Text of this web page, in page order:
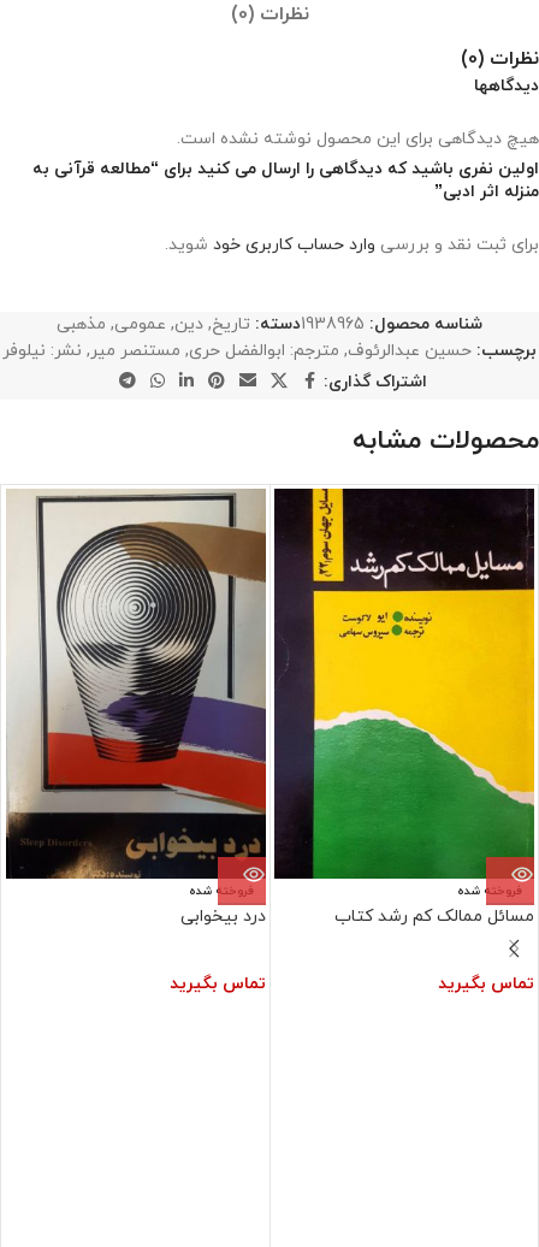
نظرات (0)
نظرات (0)
دیدگاهها
هیچ دیدگاهی برای این محصول نوشته نشده است.
اولین نفری باشید که دیدگاهی را ارسال می کنید برای “مطالعه قرآنی به
منزله اثر ادبی”
برای ثبت نقد و بررسی وارد حساب کاربری خود شوید.
شناسه محصول: 1938965دسته: تاریخ, دین, عمومی, مذهبی
برچسب: حسین عبدالرئوف, مترجم: ابوالفضل حری, مستنصر میر, نشر: نیلوفر
اشتراک گذاری:
محصولات مشابه
فروخته شده
مسائل ممالک کم رشد کتاب
تماس بگیرید
فروخته شده
درد بیخوابی
تماس بگیرید